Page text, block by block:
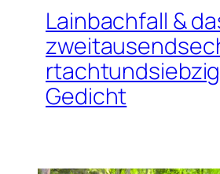
Lainbachfall &
Gedicht